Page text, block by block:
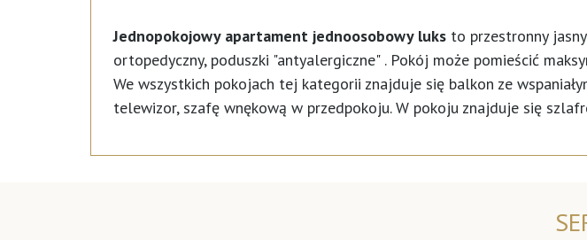
Jednopokojowy apartament jednoosobowy luks to przestronny
ortopedyczny, poduszki "antyalergiczne" . Pokój może pomieścić
We wszystkich pokojach tej kategorii znajduje się balkon ze
telewizor, szafę wnękową w przedpokoju. W pokoju znajduje się